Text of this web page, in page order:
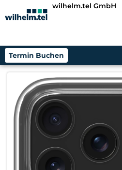
wilhelm.tel GmbH
Termin Buchen